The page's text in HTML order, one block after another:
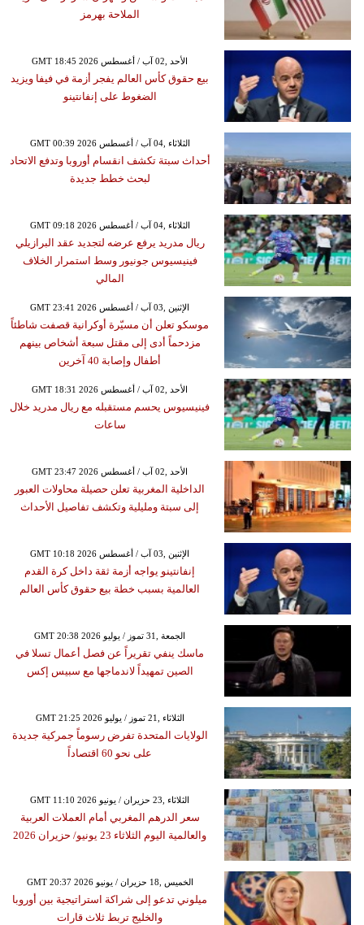
الملاحة بهرمز
GMT 18:45 2026 الأحد ,02 آب / أغسطس
بيع حقوق كأس العالم يفجر أزمة في فيفا ويزيد
الضغوط على إنفانتينو
GMT 00:39 2026 الثلاثاء ,04 آب / أغسطس
أحداث سبتة تكشف انقسام أوروبا وتدفع الاتحاد
لبحث خطط جديدة
GMT 09:18 2026 الثلاثاء ,04 آب / أغسطس
ريال مدريد يرفع عرضه لتجديد عقد البرازيلي
فينيسيوس جونيور وسط استمرار الخلاف
المالي
GMT 23:41 2026 الإثنين ,03 آب / أغسطس
موسكو تعلن أن مسيّرة أوكرانية قصفت شاطئاً
مزدحماً أدى إلى مقتل سبعة أشخاص بينهم
أطفال وإصابة 40 آخرين
GMT 18:31 2026 الأحد ,02 آب / أغسطس
فينيسيوس يحسم مستقبله مع ريال مدريد خلال
ساعات
GMT 23:47 2026 الأحد ,02 آب / أغسطس
الداخلية المغربية تعلن حصيلة محاولات العبور
إلى سبتة ومليلية وتكشف تفاصيل الأحداث
GMT 10:18 2026 الإثنين ,03 آب / أغسطس
إنفانتينو يواجه أزمة ثقة داخل كرة القدم
العالمية بسبب خطة بيع حقوق كأس العالم
GMT 20:38 2026 الجمعة ,31 تموز / يوليو
ماسك ينفي تقريراً عن فصل أعمال تسلا في
الصين تمهيداً لاندماجها مع سبيس إكس
GMT 21:25 2026 الثلاثاء ,21 تموز / يوليو
الولايات المتحدة تفرض رسوماً جمركية جديدة
على نحو 60 اقتصاداً
GMT 11:10 2026 الثلاثاء ,23 حزيران / يونيو
سعر الدرهم المغربي أمام العملات العربية
والعالمية اليوم الثلاثاء 23 يونيو/ حزيران 2026
GMT 20:37 2026 الخميس ,18 حزيران / يونيو
ميلوني تدعو إلى شراكة استراتيجية بين أوروبا
والخليج تربط ثلاث قارات